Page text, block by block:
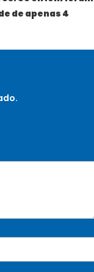
de apenas 4